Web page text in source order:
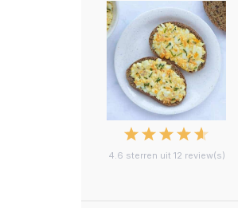
5
Stars
4
Stars
3
Stars
2
Stars
1
Star
4.6 sterren uit 12 review(s)